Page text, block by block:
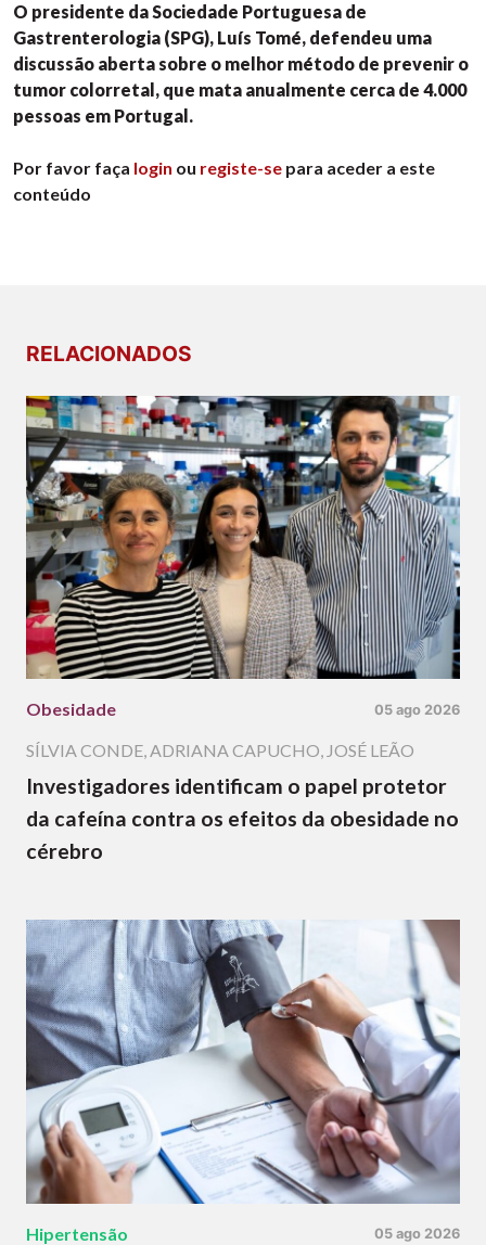
O presidente da Sociedade Portuguesa de
Gastrenterologia (SPG), Luís Tomé, defendeu uma
discussão aberta sobre o melhor método de prevenir o
tumor colorretal, que mata anualmente cerca de 4.000
pessoas em Portugal.
Por favor faça login ou registe-se para aceder a este
conteúdo
RELACIONADOS
Obesidade 05 ago 2026
SÍLVIA CONDE,ADRIANA CAPUCHO, JOSÉ LEÃO
Investigadores identificam o papel protetor
da cafeína contra os efeitos da obesidade no
cérebro
Hipertensão 05 ago 2026